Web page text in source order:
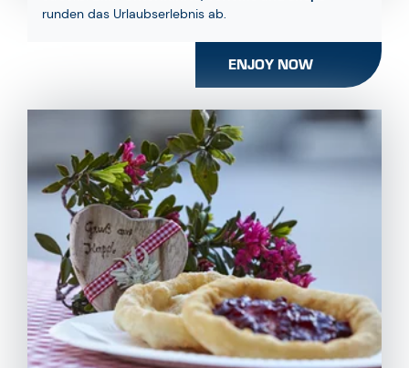
runden das Urlaubserlebnis ab.
ENJOY NOW